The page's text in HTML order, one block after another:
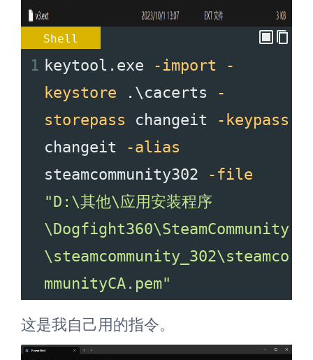
Shell
1 keytool.exe -import
-
keystore .\cacerts
-
storepass changeit
-keypass
changeit
-alias
steamcommunity302
-file
"D:\其他\应用安装程序
\Dogfight360\SteamCommunity
\steamcommunity_302\steamco
mmunityCA.pem"
这是我自己用的指令。